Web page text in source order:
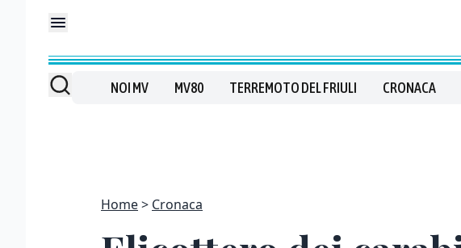
NOI MV MV80 TERREMOTO DEL FRIULI CRONACA
Home Cronaca